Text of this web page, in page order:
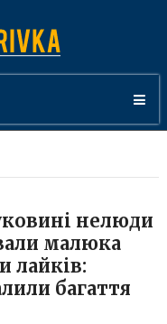
нелюди
малюка
лайків:
багаття